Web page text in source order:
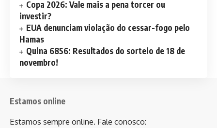
Copa 2026: Vale mais a pena torcer ou
investir?
EUA denunciam violação do cessar-fogo pelo
Hamas
Quina 6856: Resultados do sorteio de 18 de
novembro!
Estamos online
Estamos sempre online. Fale conosco: